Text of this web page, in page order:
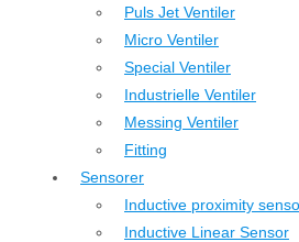
Puls Jet Ventiler
Micro Ventiler
Special Ventiler
Industrielle Ventiler
Messing Ventiler
Fitting
Sensorer
Inductive proximity
Inductive Linear Sensor